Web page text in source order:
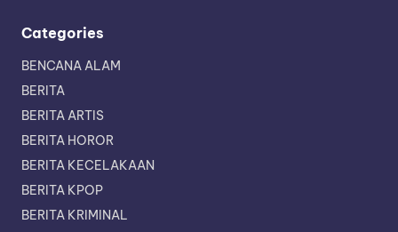
Categories
BENCANA ALAM
BERITA
BERITA ARTIS
BERITA HOROR
BERITA KECELAKAAN
BERITA KPOP
BERITA KRIMINAL